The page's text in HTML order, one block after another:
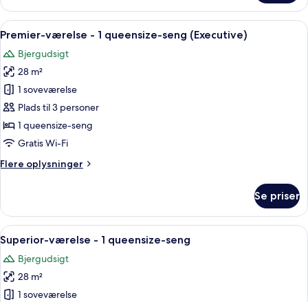
-
flere
senge
handicapvenligt
Indlæs
alle
billeder
af
Premier-
værelse
-
1
seng
Et hotelværelse med seng,
6
Premier-værelse - 1 queensize-seng (Executive)
Bjergudsigt
28 m²
1 soveværelse
Plads til 3 personer
1 queensize-seng
Gratis Wi-Fi
Flere oplysninger
Flere
værelse
1
queensize-
seng
(Executive)
Se priser
Indlæs
alle
billeder
af
Superior-
Minibar, pengeskab på værelset,
6
Superior-værelse - 1 queensize-seng
Bjergudsigt
28 m²
1 soveværelse